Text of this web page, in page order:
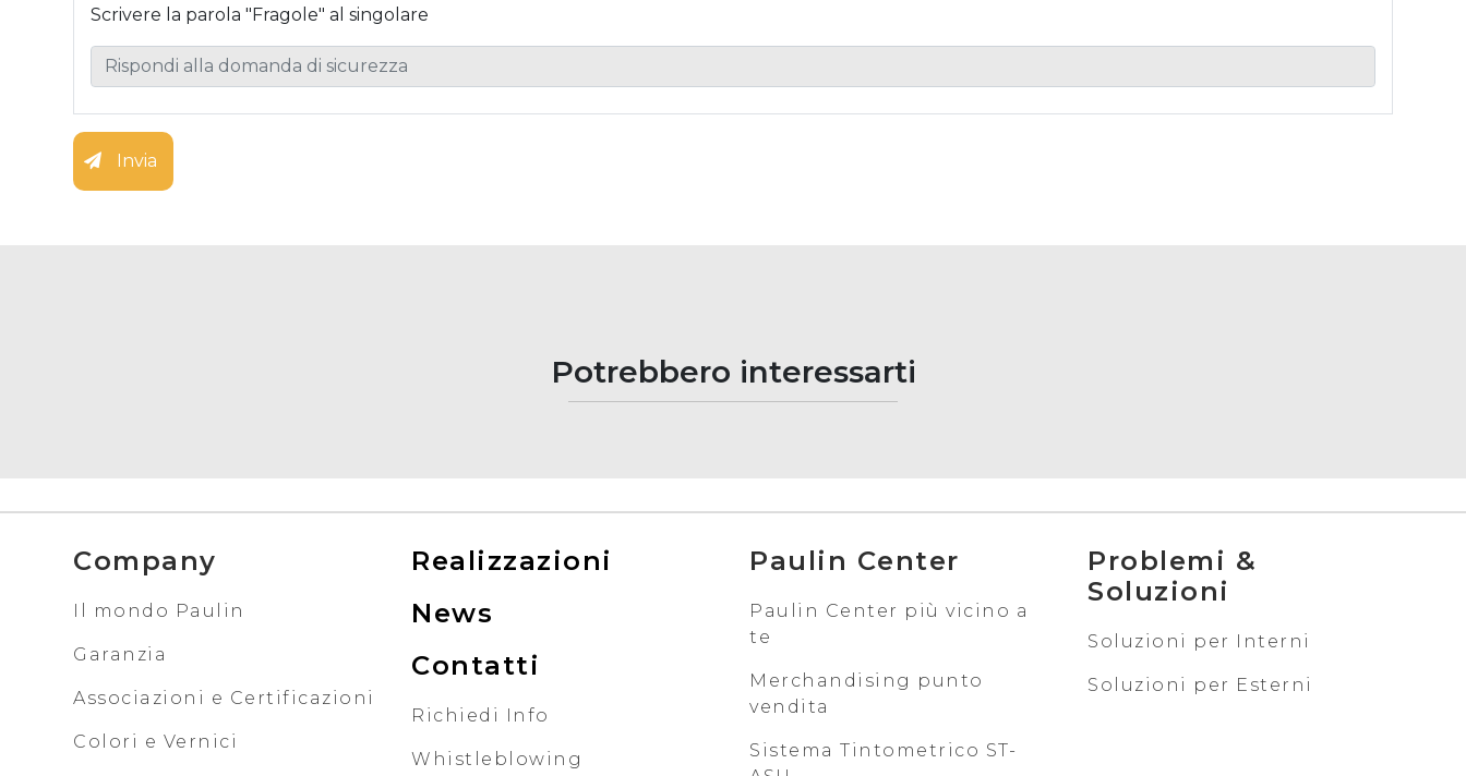
Scrivere la parola "Fragole" al singolare
Invia
Potrebbero interessarti
Company
Il mondo Paulin
Garanzia
Associazioni e Certificazioni
Colori e Vernici
Realizzazioni
News
Contatti
Richiedi Info
Whistleblowing
Paulin Center
Paulin Center più vicino a
te
Merchandising punto
vendita
Sistema Tintometrico ST-
Problemi &
Soluzioni
Soluzioni per Interni
Soluzioni per Esterni